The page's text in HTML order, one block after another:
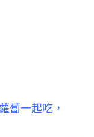
蔔一起吃，